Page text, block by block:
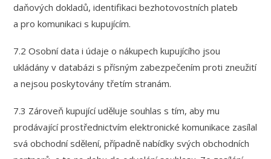
daňových dokladů, identifikaci bezhotovostních plateb
a pro komunikaci s kupujícím.
7.2 Osobní data i údaje o nákupech kupujícího jsou
ukládány v databázi s přísným zabezpečením proti zneužití
a nejsou poskytovány třetím stranám.
7.3 Zároveň kupující uděluje souhlas s tím, aby mu
prodávající prostřednictvím elektronické komunikace zasílal
svá obchodní sdělení, případně nabídky svých obchodních